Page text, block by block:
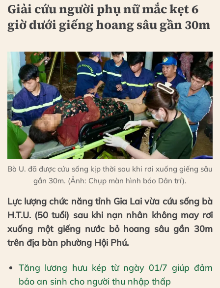
Giải cứu người phụ nữ mắc kẹt 6
giờ dưới giếng hoang sâu gần 30m
Bà U. đã được cứu sống kịp thời sau khi rơi xuống giếng sâu
gần 30m. (Ảnh: Chụp màn hình báo Dân trí).
Lực lượng chức năng tỉnh Gia Lai vừa cứu sống bà
H.T.U. (50 tuổi) sau khi nạn nhân không may rơi
xuống một giếng nước bỏ hoang sâu gần 30m
trên địa bàn phường Hội Phú.
Tăng lương hưu kép từ ngày 01/7 giúp đảm
bảo an sinh cho người thu nhập thấp